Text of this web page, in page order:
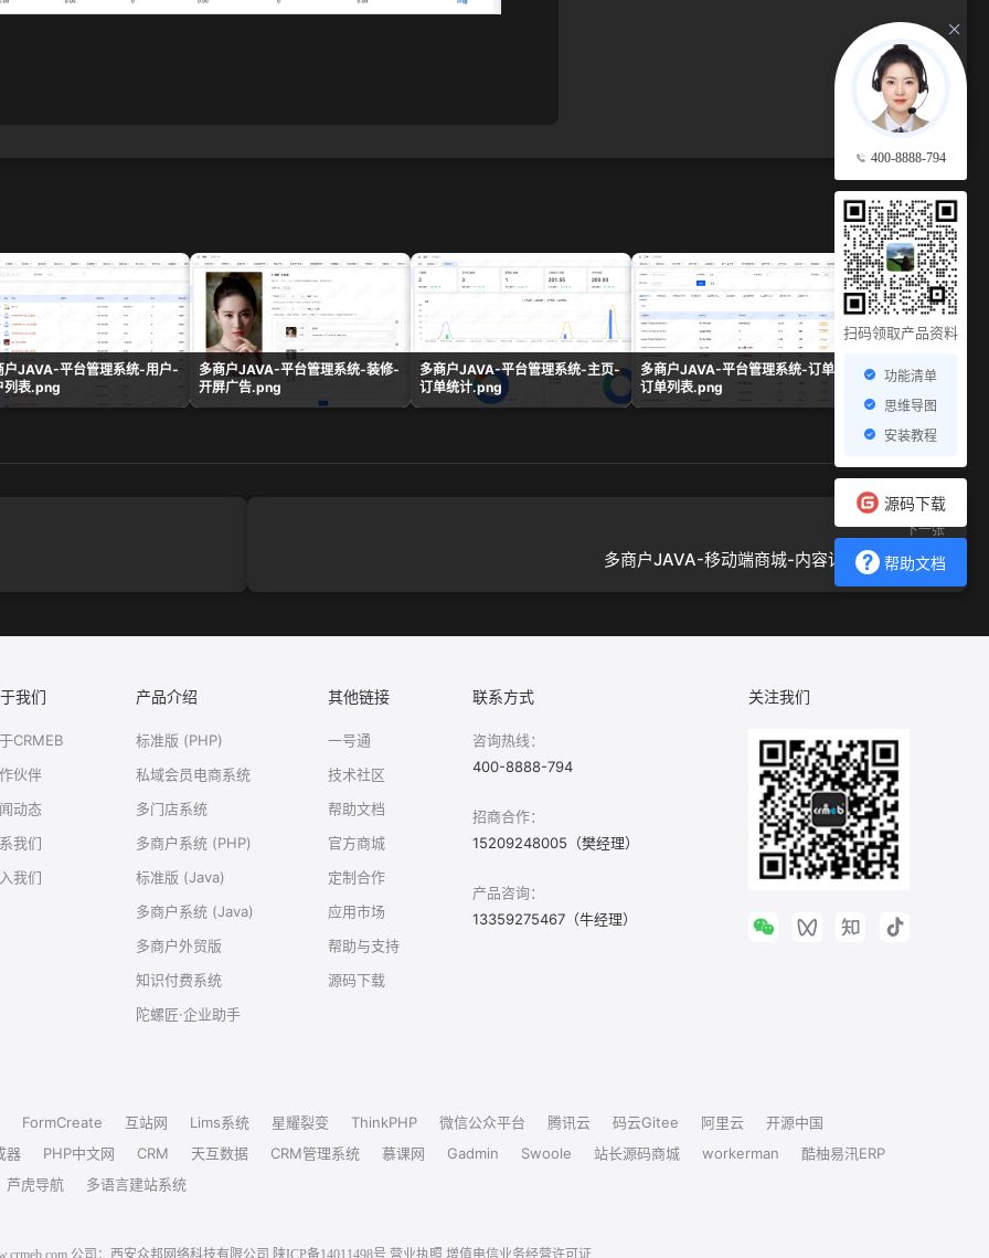
400-8888-794
扫码领取产品资料
功能清单
思维导图
安装教程
源码下载
帮助文档
查看更多 →
户JAVA-平台管理系统-用户-
列表.png
多商户JAVA-平台管理系统-装修-
开屏广告.png
多商户JAVA-平台管理系统-主页-
订单统计.png
多商户JAVA-平台管理系统-订单-
订单列表.png
多商户JAVA-平台管
商品评论.png
下一张
多商户JAVA-移动端商城-内容详情—用户.png
我们
CRMEB
伙伴
动态
我们
我们
产品介绍
标准版 (PHP)
私域会员电商系统
多门店系统
多商户系统 (PHP)
标准版 (Java)
多商户系统 (Java)
多商户外贸版
知识付费系统
陀螺匠·企业助手
其他链接
一号通
技术社区
帮助文档
官方商城
定制合作
应用市场
帮助与支持
源码下载
联系方式
咨询热线：
400-8888-794
招商合作：
15209248005（樊经理）
产品咨询：
13359275467（牛经理）
关注我们
FormCreate 互站网 Lims系统 星耀裂变 ThinkPHP 微信公众平台 腾讯云 码云Gitee 阿里云
开源中国
器
PHP中文网 CRM 天互数据 CRM管理系统 慕课网 Gadmin Swoole 站长源码商城 workerman
酷柚易汛ERP
芦虎导航
多语言建站系统
公司：西安众邦网络科技有限公司 陕ICP备14011498号 营业执照 增值电信业务经营许可证